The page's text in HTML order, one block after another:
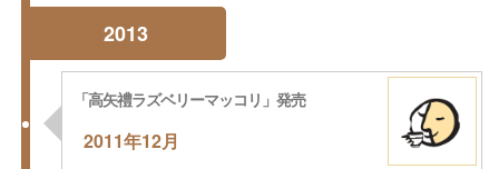
2013
2011年12月
「高矢禮ラズベリーマッコリ」発売